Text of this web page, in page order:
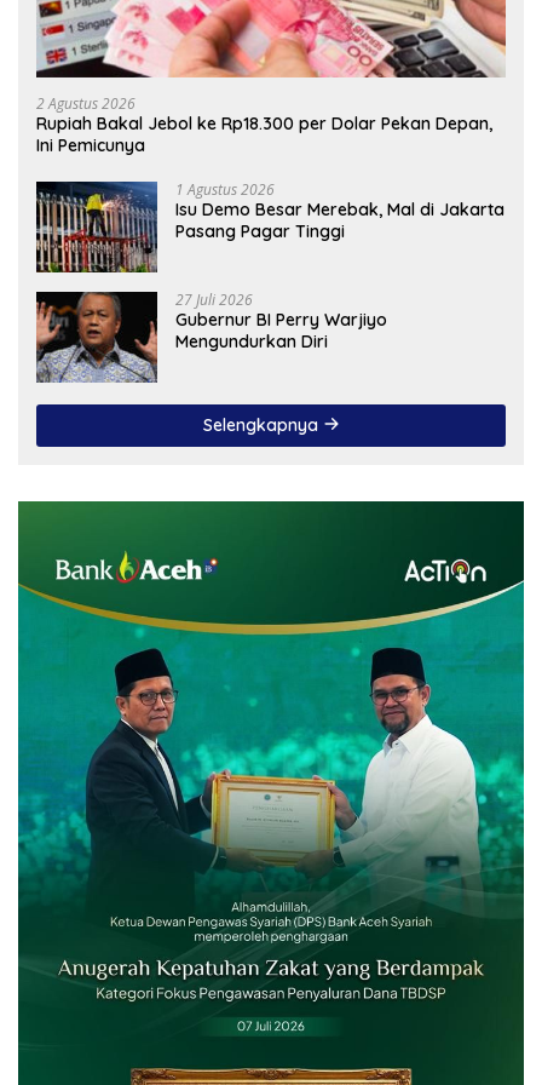
2 Agustus 2026
Rupiah Bakal Jebol ke Rp18.300 per Dolar Pekan Depan,
Ini Pemicunya
1 Agustus 2026
Isu Demo Besar Merebak, Mal di Jakarta
Pasang Pagar Tinggi
27 Juli 2026
Gubernur BI Perry Warjiyo
Mengundurkan Diri
Selengkapnya